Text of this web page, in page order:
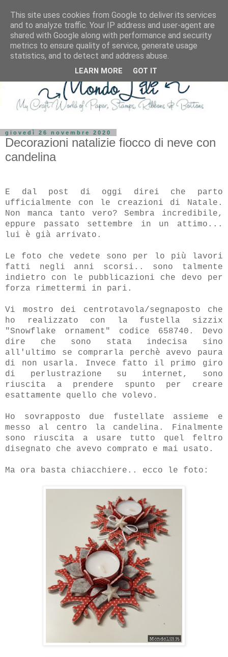
giovedì 26 novembre 2020
Decorazioni natalizie fiocco di neve con
candelina
E dal post di oggi direi che parto
ufficialmente con le creazioni di Natale.
Non manca tanto vero? Sembra incredibile,
eppure passato settembre in un attimo...
lui è già arrivato.
Le foto che vedete sono per lo più lavori
fatti negli anni scorsi.. sono talmente
indietro con le pubblicazioni che devo per
forza rimettermi in pari.
Vi mostro dei centrotavola/segnaposto che
ho realizzato con la fustella sizzix
"Snowflake ornament" codice 658740. Devo
dire che sono stata indecisa sino
all'ultimo se comprarla perchè avevo paura
di non usarla. Invece fatto il primo giro
di perlustrazione su internet, sono
riuscita a prendere spunto per creare
esattamente quello che volevo.
Ho sovrapposto due fustellate assieme e
messo al centro la candelina. Finalmente
sono riuscita a usare tutto quel feltro
disegnato che avevo comprato e mai usato.
Ma ora basta chiacchiere.. ecco le foto:
This site uses cookies from Google to deliver its services
and to analyze traffic. Your IP address and user-agent are
shared with Google along with performance and security
metrics to ensure quality of service, generate usage
statistics, and to detect and address abuse.
LEARN MORE GOT IT